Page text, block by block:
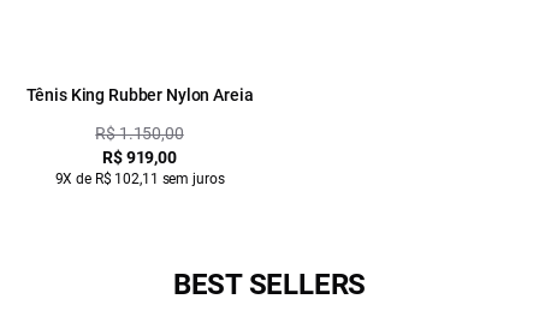
Tênis King Rubber Nylon Areia
R$ 1.150,00
R$ 919,00
9X de R$ 102,11 sem juros
BEST SELLERS